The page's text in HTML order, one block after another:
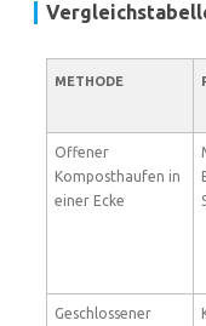
METHODE
Offener
Komposthaufen in
einer Ecke
Geschlossener